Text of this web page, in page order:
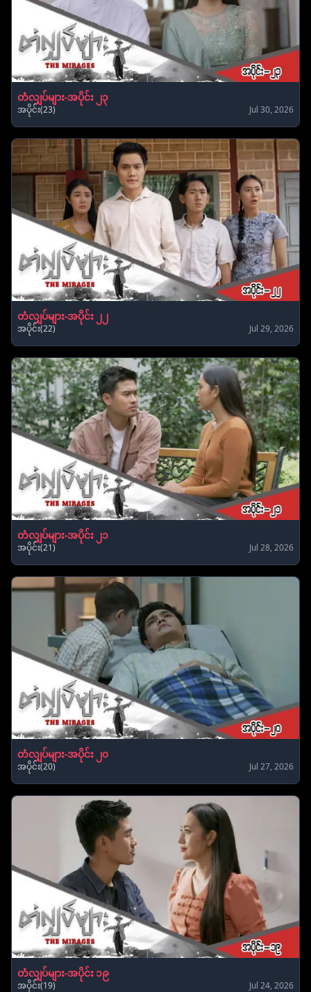
တံလျှပ်များ-အပိုင်း ၂၃
အပိုင်း(23) Jul 30, 2026
တံလျှပ်များ-အပိုင်း ၂၂
အပိုင်း(22) Jul 29, 2026
တံလျှပ်များ-အပိုင်း ၂၁
အပိုင်း(21) Jul 28, 2026
တံလျှပ်များ-အပိုင်း ၂၀
အပိုင်း(20) Jul 27, 2026
တံလျှပ်များ-အပိုင်း ၁၉
အပိုင်း(19) Jul 24, 2026